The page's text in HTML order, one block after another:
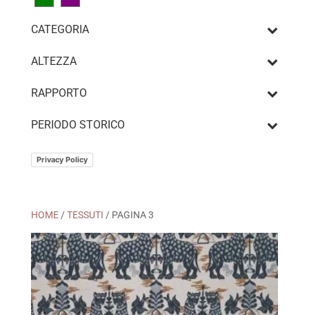
HOME/TESSUTI / PAGINA 3
CATEGORIA
ALTEZZA
RAPPORTO
PERIODO STORICO
Privacy Policy